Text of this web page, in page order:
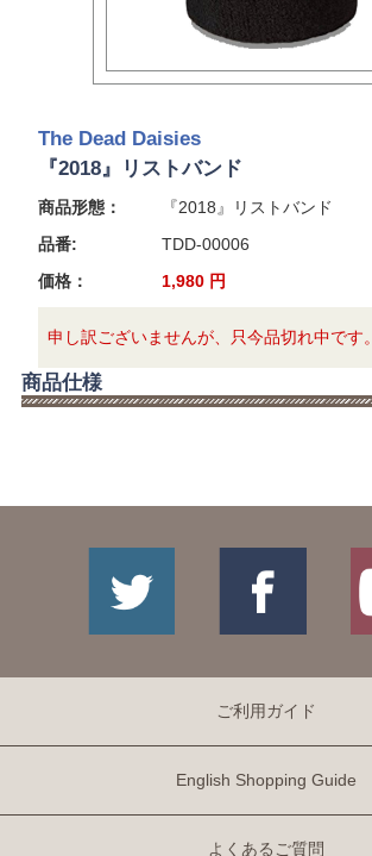
The Dead Daisies
『2018』リストバンド
商品形態：
『2018』リストバンド
品番:
TDD-00006
価格：
1,980 円
申し訳ございませんが、只今品切れ中です。
商品仕様
ご利用ガイド
English Shopping Guide
よくあるご質問